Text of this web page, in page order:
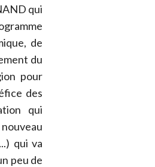
qui
de
du
pour
des
qui
qui va
peu de